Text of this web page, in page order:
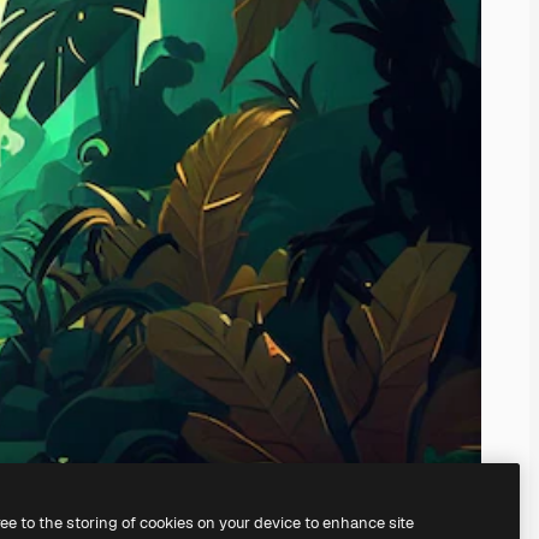
gerador de imagens com IA.
to the storing of cookies on your device to enhance site